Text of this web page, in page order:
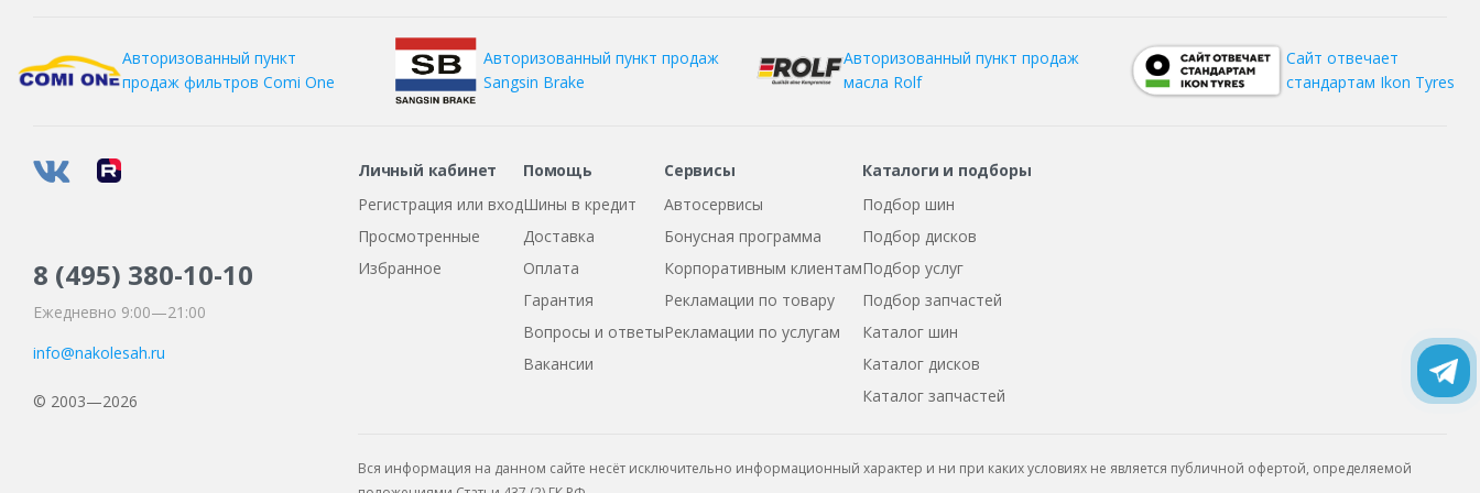
NorTec
Roadking
Rockblade
Satoya
Sunfull
Авторизованный пункт
продаж фильтров Comi One
Авторизованный пункт продаж
Sangsin Brake
Авторизованный пункт продаж
масла Rolf
Сайт отвечает
стандартам Ikon Tyres
8 (495) 380-10-10
Ежедневно 9:00—21:00
info@nakolesah.ru
© 2003—2026
Личный кабинет
Регистрация или вход
Просмотренные
Избранное
Помощь
Шины в кредит
Доставка
Оплата
Гарантия
Вопросы и ответы
Вакансии
Сервисы
Автосервисы
Бонусная программа
Корпоративным клиентам
Рекламации по товару
Рекламации по услугам
Каталоги и подборы
Подбор шин
Подбор дисков
Подбор услуг
Подбор запчастей
Каталог шин
Каталог дисков
Каталог запчастей
Вся информация на данном сайте несёт исключительно информационный характер и ни при каких условиях не является публичной офертой, определяемой